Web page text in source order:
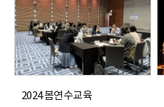
2024 봄연수교육